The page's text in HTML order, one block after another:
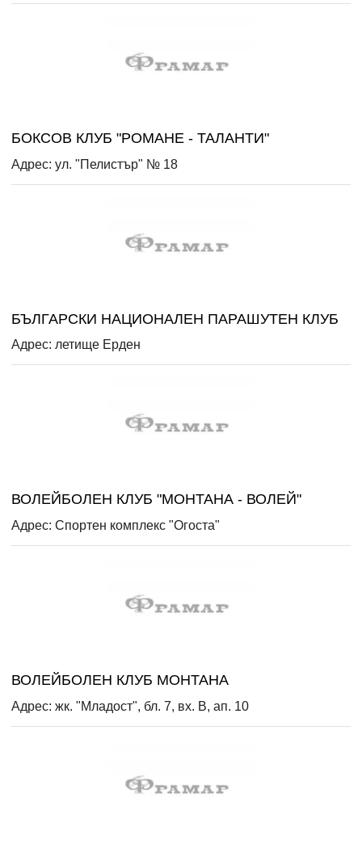
БОКСОВ КЛУБ "РОМАНЕ - ТАЛАНТИ"
Адрес: ул. "Пелистър" № 18
БЪЛГАРСКИ НАЦИОНАЛЕН ПАРАШУТЕН КЛУБ
Адрес: летище Ерден
ВОЛЕЙБОЛЕН КЛУБ "МОНТАНА - ВОЛЕЙ"
Адрес: Спортен комплекс "Огоста"
ВОЛЕЙБОЛЕН КЛУБ МОНТАНА
Адрес: жк. "Младост", бл. 7, вх. В, ап. 10